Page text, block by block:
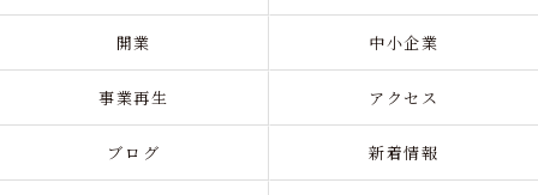
開業 中小企業
事業再生 アクセス
ブログ 新着情報